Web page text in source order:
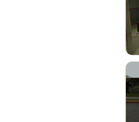
Rockstar и Netflix представят
новый трейлер геймплея GTA
Online: Летний ограбление (6–